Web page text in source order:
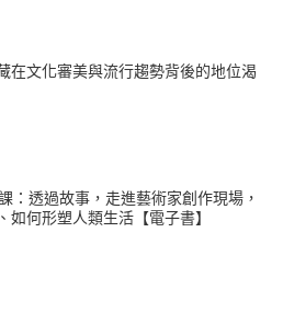
在文化審美與流行趨勢背後的地位渴
：透過故事，走進藝術家創作現場，
如何形塑人類生活【電子書】